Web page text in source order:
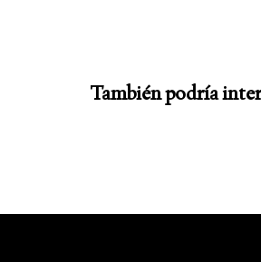
También podría